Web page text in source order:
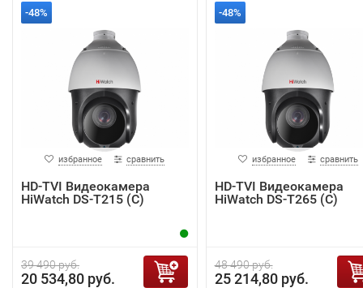
-48%
избранное сравнить
HD-TVI Видеокамера
HiWatch DS-T215 (C)
39 490 руб.
20 534,80 руб.
-48%
избранное сравнить
HD-TVI Видеокамера
HiWatch DS-T265 (C)
48 490 руб.
25 214,80 руб.